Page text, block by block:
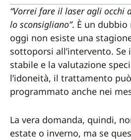
“Vorrei fare il laser agli occhi
lo sconsigliano”. È un
oggi non esiste una
sottoporsi all’intervento.
stabile e la valutazione
l’idoneità, il trattamento
programmato anche nei
La vera domanda, quindi,
estate o inverno, ma se